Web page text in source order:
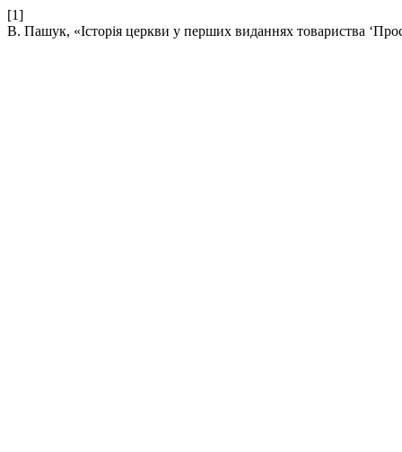
[1]
В. Пашук, «Історія церкви у перших виданнях товариства